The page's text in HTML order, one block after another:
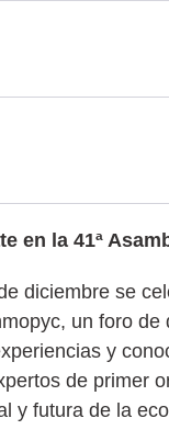
en la 41ª
diciembre se
un foro
y
de primer
y futura de la